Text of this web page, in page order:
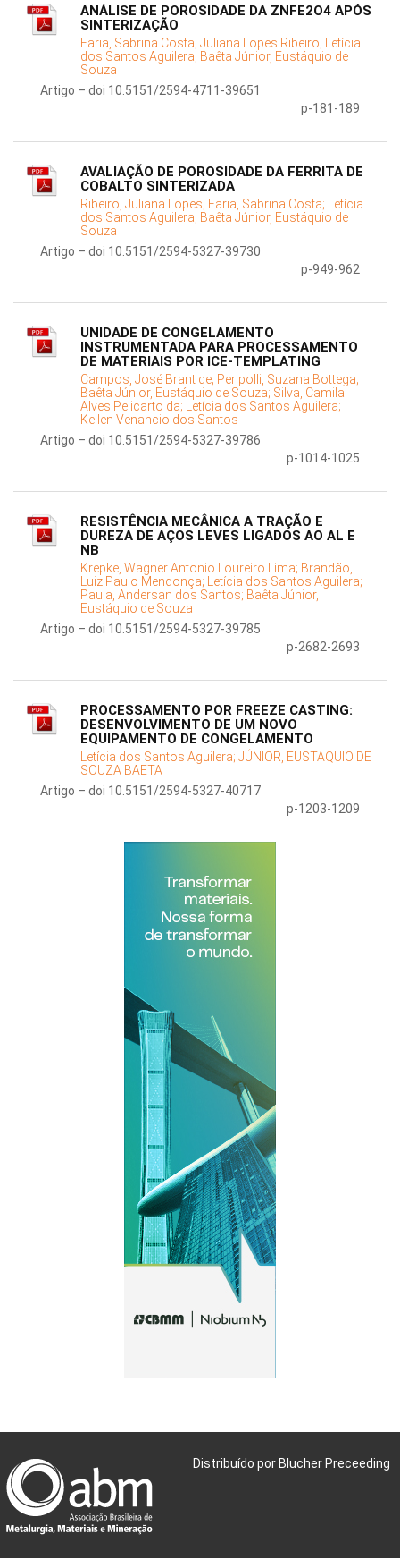
ANÁLISE DE POROSIDADE DA ZNFE2O4 APÓS
SINTERIZAÇÃO
Faria, Sabrina Costa; Juliana Lopes Ribeiro; Letícia
dos Santos Aguilera; Baêta Júnior, Eustáquio de
Souza
Artigo – doi 10.5151/2594-4711-39651
p-181-189
AVALIAÇÃO DE POROSIDADE DA FERRITA DE
COBALTO SINTERIZADA
Ribeiro, Juliana Lopes; Faria, Sabrina Costa; Letícia
dos Santos Aguilera; Baêta Júnior, Eustáquio de
Souza
Artigo – doi 10.5151/2594-5327-39730
p-949-962
UNIDADE DE CONGELAMENTO
INSTRUMENTADA PARA PROCESSAMENTO
DE MATERIAIS POR ICE-TEMPLATING
Campos, José Brant de; Peripolli, Suzana Bottega;
Baêta Júnior, Eustáquio de Souza; Silva, Camila
Alves Pelicarto da; Letícia dos Santos Aguilera;
Kellen Venancio dos Santos
Artigo – doi 10.5151/2594-5327-39786
p-1014-1025
RESISTÊNCIA MECÂNICA A TRAÇÃO E
DUREZA DE AÇOS LEVES LIGADOS AO AL E
NB
Krepke, Wagner Antonio Loureiro Lima; Brandão,
Luiz Paulo Mendonça; Letícia dos Santos Aguilera;
Paula, Andersan dos Santos; Baêta Júnior,
Eustáquio de Souza
Artigo – doi 10.5151/2594-5327-39785
p-2682-2693
PROCESSAMENTO POR FREEZE CASTING:
DESENVOLVIMENTO DE UM NOVO
EQUIPAMENTO DE CONGELAMENTO
Letícia dos Santos Aguilera; JÚNIOR, EUSTAQUIO DE
SOUZA BAETA
Artigo – doi 10.5151/2594-5327-40717
p-1203-1209
Distribuído por Blucher Preceeding